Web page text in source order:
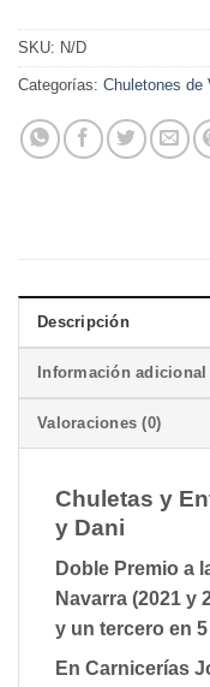
SKU: N/D
Categorías: Chuletones de
Descripción
Información adicional
Valoraciones (0)
Chuletas y
y Dani
Doble Premio a
Navarra (2021 y
y un tercero en
En Carnicerías